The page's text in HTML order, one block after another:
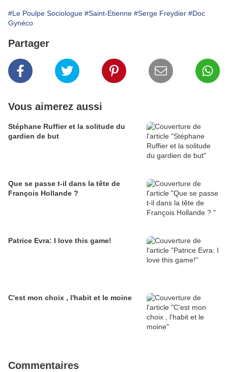
#Le Poulpe Sociologue #Saint-Etienne #Serge Freydier #Doc
Gynéco
Partager
Vous aimerez aussi
Stéphane Ruffier et la solitude du
gardien de but
Que se passe t-il dans la tête de
François Hollande ?
Patrice Evra: I love this game!
C'est mon choix , l'habit et le moine
Commentaires